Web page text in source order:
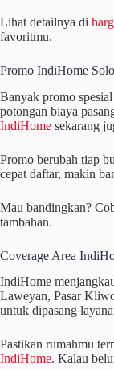
Lihat detailnya di
favoritmu.
Promo IndiHome
Banyak promo
potongan biaya
IndiHome sekarang
Promo berubah tiap
cepat daftar, makin
Mau bandingkan?
tambahan.
Coverage Area
IndiHome
Laweyan, Pasar
untuk dipasang
Pastikan rumahmu
IndiHome. Kalau